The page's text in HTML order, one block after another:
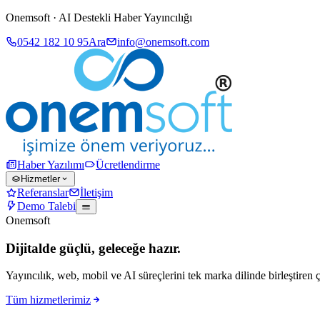
Onemsoft · AI Destekli Haber Yayıncılığı
0542 182 10 95Ara info@onemsoft.com
Haber Yazılımı Ücretlendirme
Hizmetler
Referanslar
İletişim
Demo Talebi
Onemsoft
Dijitalde güçlü, geleceğe hazır.
Yayıncılık, web, mobil ve AI süreçlerini tek marka dilinde birleştiren
Tüm hizmetlerimiz